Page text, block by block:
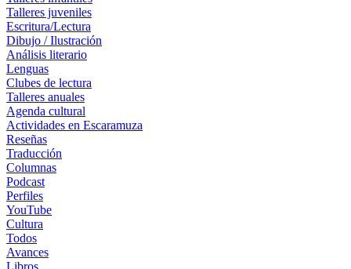
Talleres juveniles
Escritura/Lectura
Dibujo / Ilustración
Análisis literario
Lenguas
Clubes de lectura
Talleres anuales
Agenda cultural
Actividades en Escaramuza
Reseñas
Traducción
Columnas
Podcast
Perfiles
YouTube
Cultura
Todos
Avances
Libros